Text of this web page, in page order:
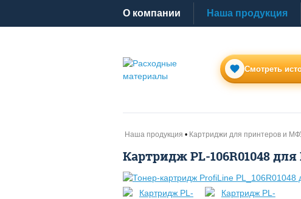
O компании Наша продукция
Смотреть
Наша продукция Картриджи для принтеров и
Картридж PL-106R01048